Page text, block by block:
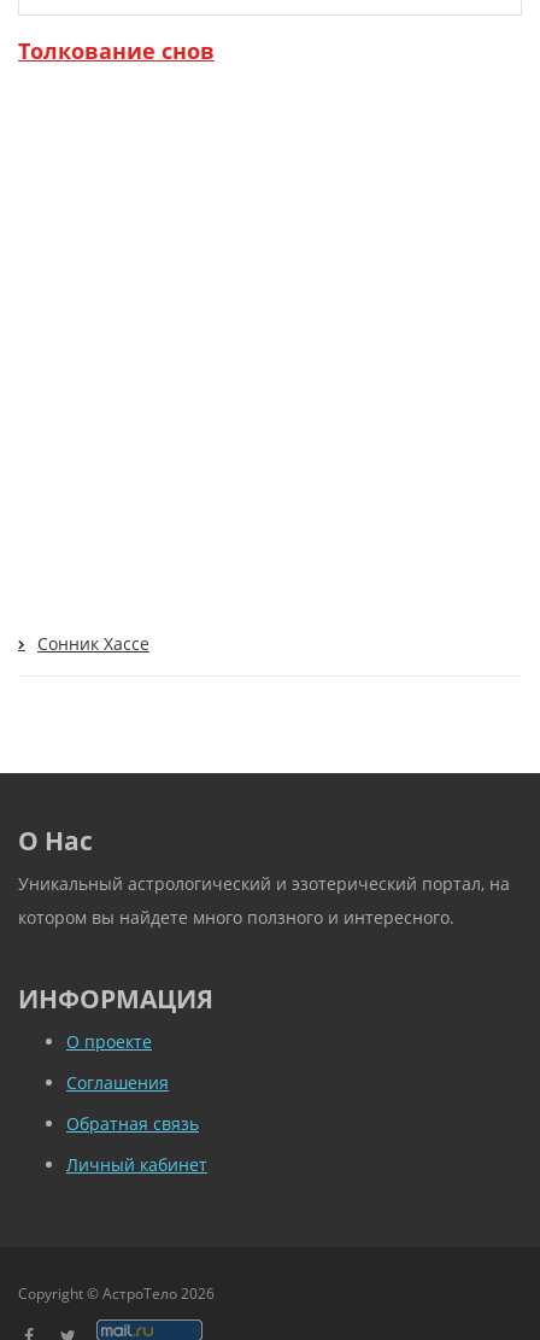
Толкование снов
Сонник Хассе
О Нас
Уникальный астрологический и эзотерический портал, на
котором вы найдете много ползного и интересного.
ИНФОРМАЦИЯ
О проекте
Соглашения
Обратная связь
Личный кабинет
Copyright © АстроТело 2026